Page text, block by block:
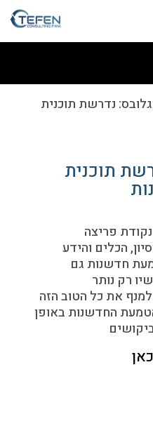
נדרשת תוכנית
תוכנית
פריצה
הכלים והידע
חדשנות גם
רק נותר
את כל הטוב הזה
החדשנות באופן